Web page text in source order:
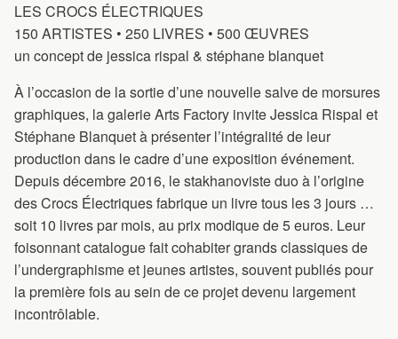
LES CROCS ÉLECTRIQUES
150 ARTISTES • 250 LIVRES • 500 ŒUVRES
un concept de jessica rispal & stéphane blanquet
À l’occasion de la sortie d’une nouvelle salve de morsures
graphiques, la galerie Arts Factory invite Jessica Rispal et
Stéphane Blanquet à présenter l’intégralité de leur
production dans le cadre d’une exposition événement.
Depuis décembre 2016, le stakhanoviste duo à l’origine
des Crocs Électriques fabrique un livre tous les 3 jours …
soit 10 livres par mois, au prix modique de 5 euros. Leur
foisonnant catalogue fait cohabiter grands classiques de
l’undergraphisme et jeunes artistes, souvent publiés pour
la première fois au sein de ce projet devenu largement
incontrôlable.